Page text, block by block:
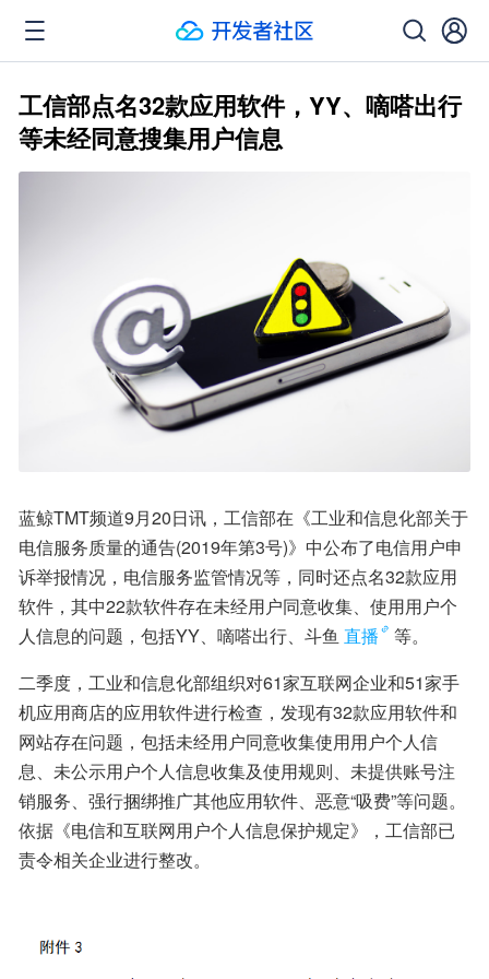
工信部点名32款应用软件，YY、嘀嗒出行
等未经同意搜集用户信息
蓝鲸TMT频道9月20日讯，工信部在《工业和信息化部关于
电信服务质量的通告(2019年第3号)》中公布了电信用户申
诉举报情况，电信服务监管情况等，同时还点名32款应用
软件，其中22款软件存在未经用户同意收集、使用用户个
人信息的问题，包括YY、嘀嗒出行、斗鱼 直播
等。
二季度，工业和信息化部组织对61家互联网企业和51家手
机应用商店的应用软件进行检查，发现有32款应用软件和
网站存在问题，包括未经用户同意收集使用用户个人信
息、未公示用户个人信息收集及使用规则、未提供账号注
销服务、强行捆绑推广其他应用软件、恶意“吸费”等问题。
依据《电信和互联网用户个人信息保护规定》，工信部已
责令相关企业进行整改。